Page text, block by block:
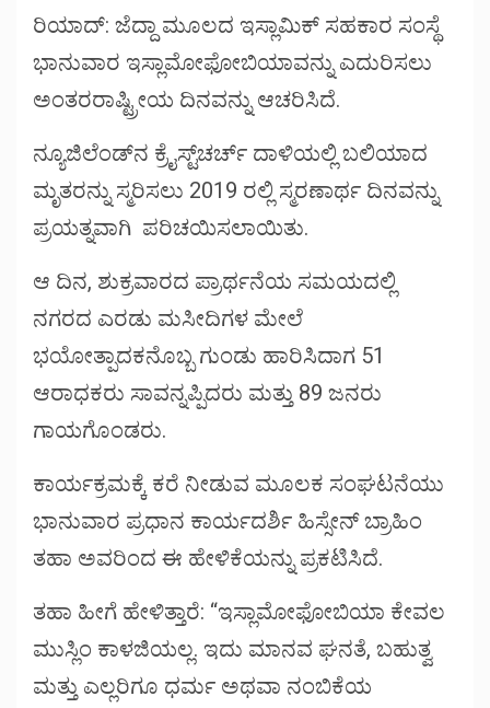
ರಿಯಾದ್: ಜೆದ್ದಾ ಮೂಲದ ಇಸ್ಲಾಮಿಕ್ ಸಹಕಾರ ಸಂಸ್ಥೆ
ಭಾನುವಾರ ಇಸ್ಲಾಮೋಫೋಬಿಯಾವನ್ನು ಎದುರಿಸಲು
ಅಂತರರಾಷ್ಟ್ರೀಯ ದಿನವನ್ನು ಆಚರಿಸಿದೆ.
ನ್ಯೂಜಿಲೆಂಡ್‌ನ ಕ್ರೈಸ್ಟ್‌ಚರ್ಚ್ ದಾಳಿಯಲ್ಲಿ ಬಲಿಯಾದ
ಮೃತರನ್ನು ಸ್ಮರಿಸಲು 2019 ರಲ್ಲಿ ಸ್ಮರಣಾರ್ಥ ದಿನವನ್ನು
ಪ್ರಯತ್ನವಾಗಿ ಪರಿಚಯಿಸಲಾಯಿತು.
ಆ ದಿನ, ಶುಕ್ರವಾರದ ಪ್ರಾರ್ಥನೆಯ ಸಮಯದಲ್ಲಿ
ನಗರದ ಎರಡು ಮಸೀದಿಗಳ ಮೇಲೆ
ಭಯೋತ್ಪಾದಕನೊಬ್ಬ ಗುಂಡು ಹಾರಿಸಿದಾಗ 51
ಆರಾಧಕರು ಸಾವನ್ನಪ್ಪಿದರು ಮತ್ತು 89 ಜನರು
ಗಾಯಗೊಂಡರು.
ಕಾರ್ಯಕ್ರಮಕ್ಕೆ ಕರೆ ನೀಡುವ ಮೂಲಕ ಸಂಘಟನೆಯು
ಭಾನುವಾರ ಪ್ರಧಾನ ಕಾರ್ಯದರ್ಶಿ ಹಿಸ್ಸೇನ್ ಬ್ರಾಹಿಂ
ತಹಾ ಅವರಿಂದ ಈ ಹೇಳಿಕೆಯನ್ನು ಪ್ರಕಟಿಸಿದೆ.
ತಹಾ ಹೀಗೆ ಹೇಳಿತ್ತಾರೆ: “ಇಸ್ಲಾಮೋಫೋಬಿಯಾ ಕೇವಲ
ಮುಸ್ಲಿಂ ಕಾಳಜಿಯಲ್ಲ. ಇದು ಮಾನವ ಘನತೆ, ಬಹುತ್ವ
ಮತ್ತು ಎಲ್ಲರಿಗೂ ಧರ್ಮ ಅಥವಾ ನಂಬಿಕೆಯ